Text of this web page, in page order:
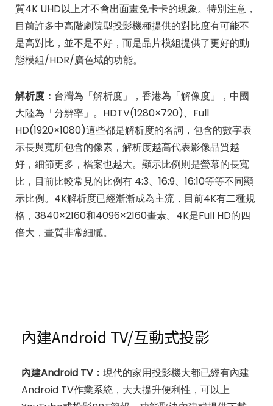
質4K UHD以上才不會出面畫免卡卡的現象。特別注意，
目前許多中高階劇院型投影機種提供的對比度有可能不
是高對比，並不是不好，而是晶片模組提供了更好的動
態模組/HDR/廣色域的功能。
解析度： 台灣為「解析度」，香港為「解像度」，中國
大陸為「分辨率」。HDTV(1280×720)、Full
HD(1920×1080)這些都是解析度的名詞，包含的數字表
示長與寬所包含的像素，解析度越高代表影像品質越
好，細節更多，檔案也越大。顯示比例則是螢幕的長寬
比，目前比較常見的比例有 4:3、16:9、16:10等等不同顯
示比例。4K解析度已經漸漸成為主流，目前4K有二種規
格，3840×2160和4096×2160畫素。4K是Full HD的四
倍大，畫質非常細膩。
內建Android TV/互動式投影
內建Android TV： 現代的家用投影機大都已經有內建
Android TV作業系統，大大提升便利性，可以上